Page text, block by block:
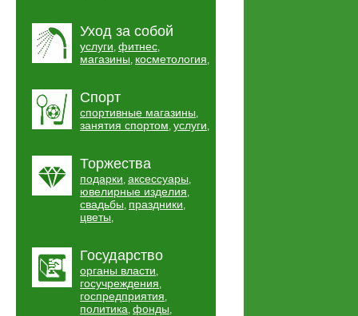
Уход за собой
услуги, фитнес,
магазины, косметология,
Спорт
спортивные магазины,
занятия спортом, услуги,
Торжества
подарки, аксессуары,
ювелирные изделия,
свадьбы, праздники,
цветы,
Государство
органы власти,
госучреждения,
госпредприятия,
политика, фонды,